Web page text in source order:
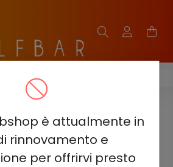
è attualmente in
rinnovamento e
per offrirvi presto
ELF BAR 2500 - 2%
- ANGURIA
2%